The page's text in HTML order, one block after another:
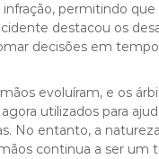
infração, permitindo
destacou os
decisões em tempo
evoluíram, e os
utilizados para
No entanto, a
continua a ser um